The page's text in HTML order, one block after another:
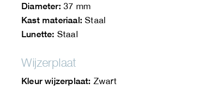
Diameter: 37 mm
Kast materiaal: Staal
Lunette: Staal
Wijzerplaat
Kleur wijzerplaat: Zwart